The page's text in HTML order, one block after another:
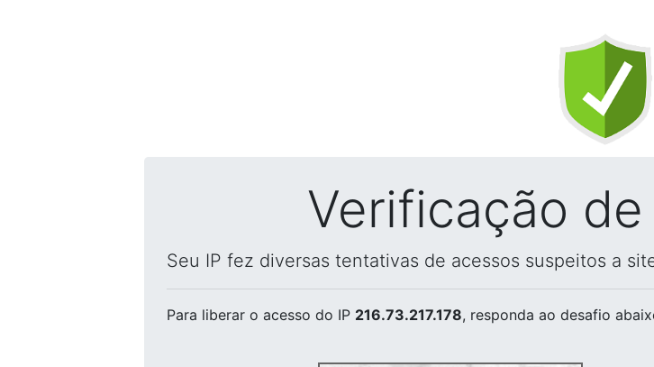
Verificação
Seu IP fez diversas tentativas de acessos suspeitos a
Para liberar o acesso do IP 216.73.217.178, responda ao desafio